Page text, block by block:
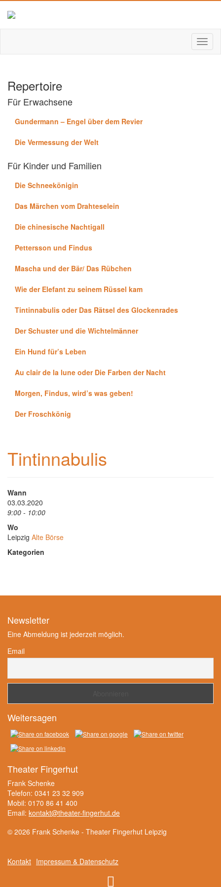
Repertoire
Für Erwachsene
Gundermann – Engel über dem Revier
Die Vermessung der Welt
Für Kinder und Familien
Die Schneekönigin
Das Märchen vom Drahteselein
Die chinesische Nachtigall
Pettersson und Findus
Mascha und der Bär/ Das Rübchen
Wie der Elefant zu seinem Rüssel kam
Tintinnabulis oder Das Rätsel des Glockenrades
Der Schuster und die Wichtelmänner
Ein Hund für’s Leben
Au clair de la lune oder Die Farben der Nacht
Morgen, Findus, wird’s was geben!
Der Froschkönig
Tintinnabulis
Wann
03.03.2020
9:00 - 10:00
Wo
Leipzig Alte Börse
Kategorien
Newsletter
Eine Abmeldung ist jederzeit möglich.
Email
Weitersagen
Theater Fingerhut
Frank Schenke
Telefon: 0341 23 32 909
Mobil: 0170 86 41 400
Email: kontakt@theater-fingerhut.de
© 2026 Frank Schenke - Theater Fingerhut Leipzig
Kontakt Impressum & Datenschutz